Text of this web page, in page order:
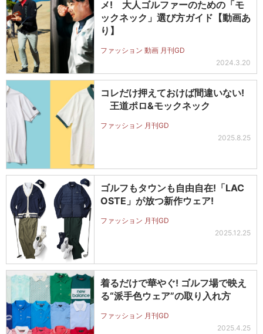
メ! 大人ゴルファーのための「モ
ックネック」選び方ガイド【動画あ
り】
ファッション 動画 月刊GD
2024.3.20
コレだけ押えておけば間違いない!
王道ポロ&モックネック
ファッション 月刊GD
2025.8.25
ゴルフもタウンも自由自在!「LAC
OSTE」が放つ新作ウェア!
ファッション 月刊GD
2025.12.25
着るだけで華やぐ! ゴルフ場で映え
る“派手色ウェア”の取り入れ方
ファッション 月刊GD
2025.4.25